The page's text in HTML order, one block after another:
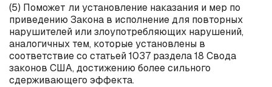
(5) Поможет ли установление наказания и мер по
приведению Закона в исполнение для повторных
нарушителей или злоупотребляющих нарушений,
аналогичных тем, которые установлены в
соответствие со статьей 1037 раздела 18 Свода
законов США, достижению более сильного
сдерживающего эффекта.